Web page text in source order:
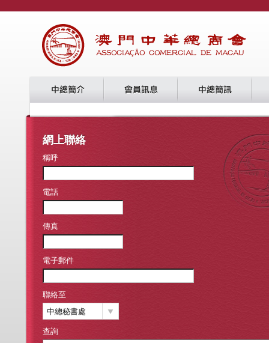
網上聯絡
稱呼
電話
傳真
電子郵件
聯絡至
中總秘書處
查詢